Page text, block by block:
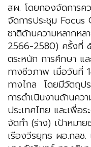
สผ. โดยกองจัดการค
จัดการประชุม Focus
ชาติด้านความหลากห
2566-2580) ครั้งที่ ๕
ตระหนัก การศึกษา แล
ทางชีวภาพ เมื่อวันที่
ทางไกล โดยมีวัตถุป
การดำเนินงานด้านค
ประเทศไทย และเพื่อ
จัดทำ (ร่าง) เป้าหมา
เรืองวีรยุทธ ผอ.กลช.